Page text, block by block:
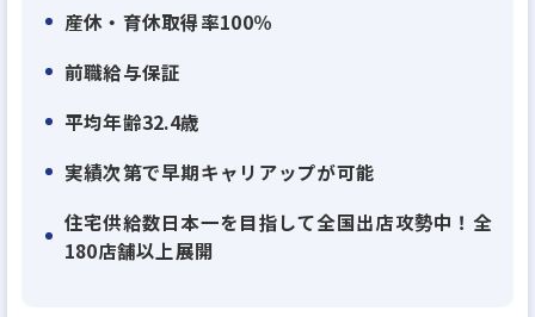
日平均1時間程度)。業界の離職率が20%を超える
それらの実績が評価されて、『働きがいのある会
社』のベストカンパニーにも選出されました!
役割分担制をしているので自分の業務に集中出来
産休・育休取得率100％
前職給与保証
平均年齢32.4歳
実績次第で早期キャリアップが可能
住宅供給数日本一を目指して全国出店攻勢中！全
180店舗以上展開